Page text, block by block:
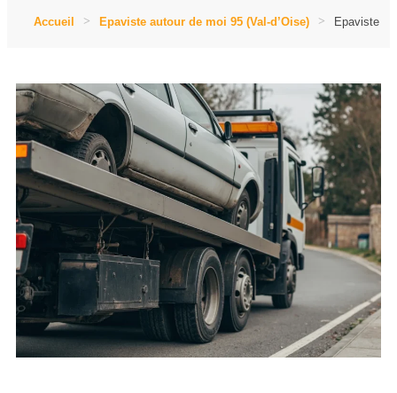
Accueil Epaviste autour de moi 95 (Val-d’Oise) Epaviste